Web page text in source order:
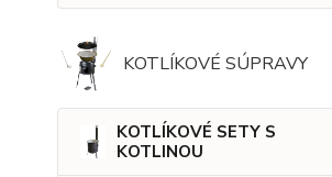
KOTLÍKOVÉ SÚPRAVY
KOTLÍKOVÉ SETY S
KOTLINOU